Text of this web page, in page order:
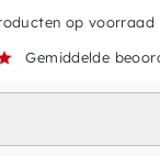
op voorraad
Gemiddelde